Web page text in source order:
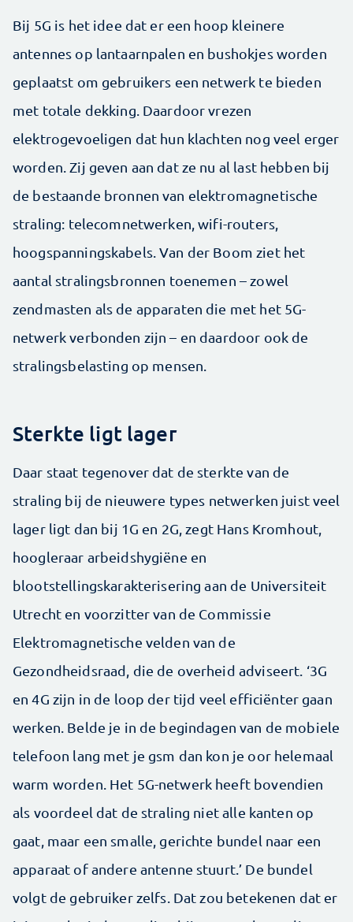
Bij 5G is het idee dat er een hoop kleinere
antennes op lantaarnpalen en bushokjes worden
geplaatst om gebruikers een netwerk te bieden
met totale dekking. Daardoor vrezen
elektrogevoeligen dat hun klachten nog veel erger
worden. Zij geven aan dat ze nu al last hebben bij
de bestaande bronnen van elektromagnetische
straling: telecomnetwerken, wifi-routers,
hoogspanningskabels. Van der Boom ziet het
aantal stralingsbronnen toenemen – zowel
zendmasten als de apparaten die met het 5G-
netwerk verbonden zijn – en daardoor ook de
stralingsbelasting op mensen.
Sterkte ligt lager
Daar staat tegenover dat de sterkte van de
straling bij de nieuwere types netwerken juist veel
lager ligt dan bij 1G en 2G, zegt Hans Kromhout,
hoogleraar arbeidshygiëne en
blootstellingskarakterisering aan de Universiteit
Utrecht en voorzitter van de Commissie
Elektromagnetische velden van de
Gezondheidsraad, die de overheid adviseert. ‘3G
en 4G zijn in de loop der tijd veel efficiënter gaan
werken. Belde je in de begindagen van de mobiele
telefoon lang met je gsm dan kon je oor helemaal
warm worden. Het 5G-netwerk heeft bovendien
als voordeel dat de straling niet alle kanten op
gaat, maar een smalle, gerichte bundel naar een
apparaat of andere antenne stuurt.’ De bundel
volgt de gebruiker zelfs. Dat zou betekenen dat er